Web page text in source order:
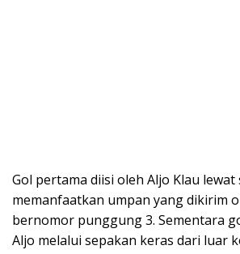
Gol pertama diisi oleh Aljo Klau
memanfaatkan umpan yang dikirim
bernomor punggung 3. Sementara
Aljo melalui sepakan keras dari luar